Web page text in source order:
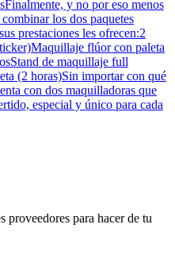
y no por eso menos
los dos paquetes
prestaciones les ofrecen:2
flúor con paleta
de maquillaje full
(2 horas)Sin importar con qué
con dos maquilladoras que
especial y único para cada
proveedores para hacer de tu